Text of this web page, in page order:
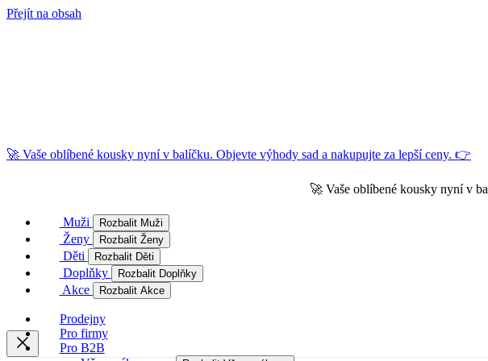
Přejít na obsah
🚀 Vaše oblíbené kousky nyní v balíčku. Objevte výhody sad a nakupujte za lepší ceny. 👉
🚀 Vaše oblíbené kousky nyní v
Muži Rozbalit Muži
Ženy Rozbalit Ženy
Děti Rozbalit Děti
Doplňky Rozbalit Doplňky
Akce Rozbalit Akce
Prodejny
Pro firmy
Pro B2B